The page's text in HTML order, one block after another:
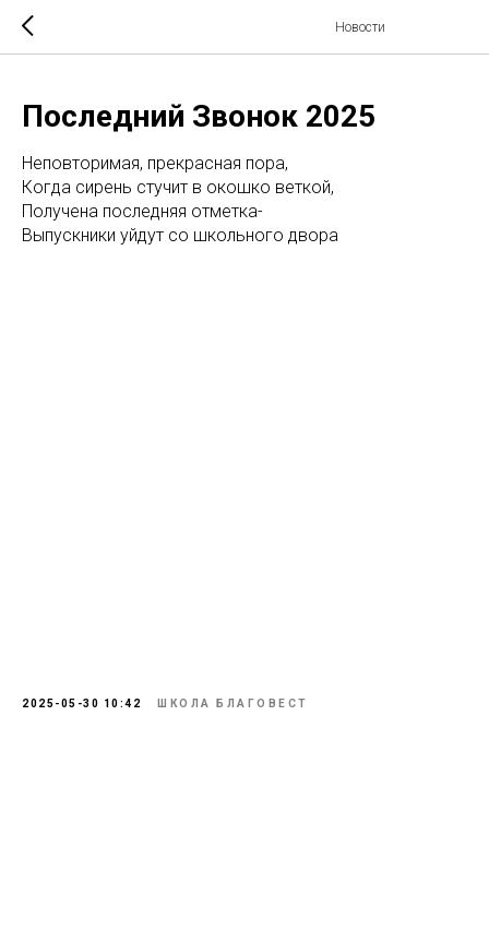
Новости
Последний Звонок 2025
Неповторимая, прекрасная пора,
Когда сирень стучит в окошко веткой,
Получена последняя отметка-
Выпускники уйдут со школьного двора
2025-05-30 10:42 ШКОЛА БЛАГОВЕСТ